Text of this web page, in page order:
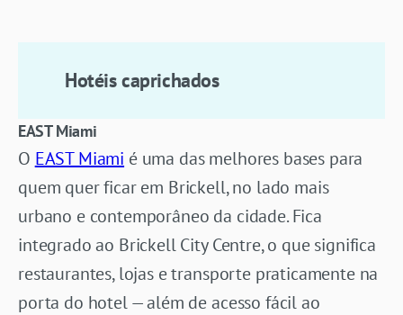
Hotéis caprichados
EAST Miami
O EAST Miami é uma das melhores bases para
quem quer ficar em Brickell, no lado mais
urbano e contemporâneo da cidade. Fica
integrado ao Brickell City Centre, o que significa
restaurantes, lojas e transporte praticamente na
porta do hotel — além de acesso fácil ao